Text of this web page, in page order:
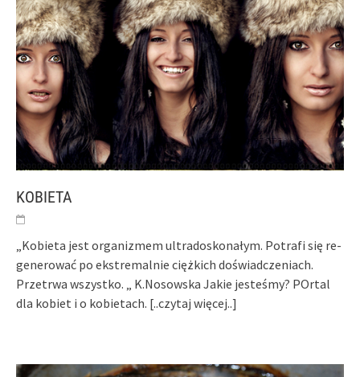
KOBIETA
„Ko­bieta jest or­ga­niz­mem ul­tra­dos­ko­nałym. Pot­ra­fi się re­
gene­rować po ek­stre­mal­nie ciężkich doświad­cze­niach.
Przet­rwa wszystko. „ K.Nosowska Jakie jesteśmy? POrtal
dla kobiet i o kobietach. [..czytaj więcej..]